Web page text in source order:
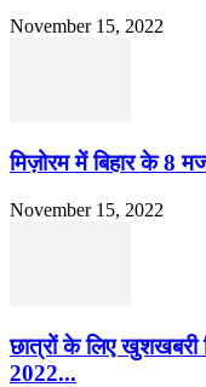
November 15, 2022
मिज़ोरम में बिहार के 8
November 15, 2022
छात्रों के लिए खुशखबरी
2022...